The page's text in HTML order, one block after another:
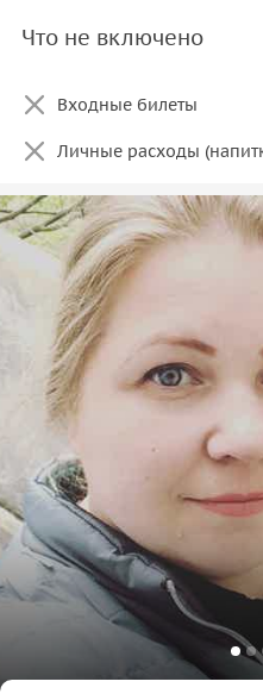
Что не включено
Входные билеты
Личные расходы